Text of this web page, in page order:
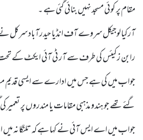
مقام پر کوئی مسجد نہیں بنائی گئی ہے ۔
آرکیالوجیکل سروے آف انڈیا حیدرآباد سرکل
رابن زکیئس کی طرف سے آر ٹی آئی ایکٹ کے
جواب میں کی ہے جس میں ادارے سے ایسی قدیم
گئے تھے جو ہندو مذہبی مقامات یا مندروں پر
جواب میں اے ایس آئی نے کہا ہے کہ تلنگانہ